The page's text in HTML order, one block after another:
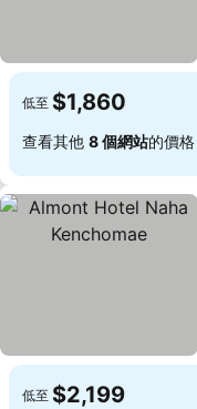
低至 $1,860
查看其他 8 個網站的價格
低至 $2,199